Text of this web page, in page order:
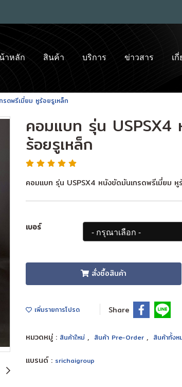
าหลัก สินค้า บริการ ข่าวสาร เ
ดพรีเมี่ยม หูร้อยรูเหล็ก
คอมแบท รุ่น USPSX4
ร้อยรูเหล็ก
คอมแบท รุ่น USPSX4 หนังขัดมันเกรดพรีเมี่ยม
เบอร์
สั่งซื้อสินค้า
เพิ่มรายการโปรด Share
หมวดหมู่ : สินค้าใหม่ , สินค้า Pre-Order , สินค้าทั้ง
แบรนด์ : srichaigroup